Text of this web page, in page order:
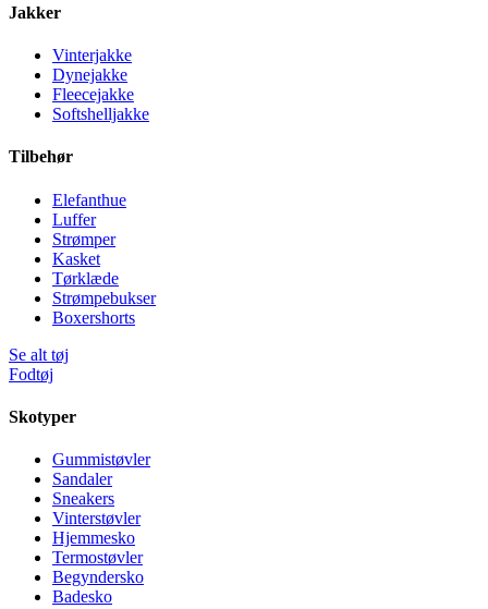
Jakker
Vinterjakke
Dynejakke
Fleecejakke
Softshelljakke
Tilbehør
Elefanthue
Luffer
Strømper
Kasket
Tørklæde
Strømpebukser
Boxershorts
Se alt tøj
Fodtøj
Skotyper
Gummistøvler
Sandaler
Sneakers
Vinterstøvler
Hjemmesko
Termostøvler
Begyndersko
Badesko